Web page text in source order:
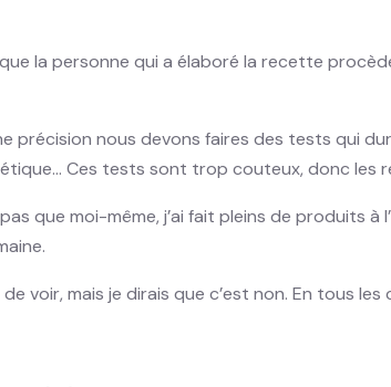
la personne qui a élaboré la recette
précision nous devons faires des tests qui
Ces tests sont trop couteux, donc les
que moi-même, j’ai fait pleins de produits
voir, mais je dirais que c’est non. En tous